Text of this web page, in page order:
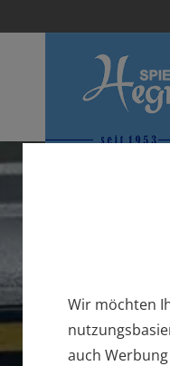
Wir möchten
auch